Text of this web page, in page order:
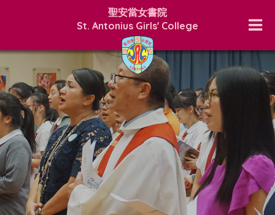
聖安當女書院
St. Antonius Girls' College